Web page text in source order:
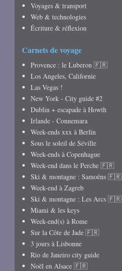
Voyages & transport
Web & technologies
Écriture & réflexion
Carnets de voyage
Provence : le Luberon 🇫🇷
Los Angeles, Californie
Las Vegas !
New York - City guide #2
Dublin + escapade à Howth
Irlande - Connemara
Week-ends xxx à Berlin
Sous le soleil de Séville
Week-ends à Copenhague
Week-end dans le Perche 🇫🇷
Ski & montagne : Samoëns 🇫🇷
Week-end à Zagreb
Ski & montagne : Les Arcs 🇫🇷
Miami & les keys
Week-end(s) à Rome
Sur la Côte de Jade 🇫🇷
3 jours à Lisbonne
Rio de Janeiro city guide
Noël en Alsace 🇫🇷